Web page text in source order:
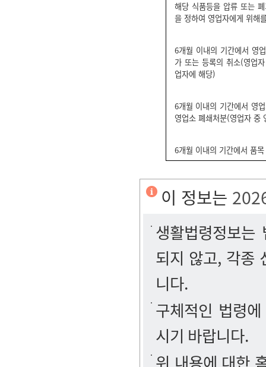
해당 식품등을 압류 또는
을 정하여 영업자에게 위해
6개월 이내의 기간에서 영
가 또는 등록의 취소(영업
업자에 해당)
6개월 이내의 기간에서 영
영업소 폐쇄처분(영업자 중
6개월 이내의 기간에서 품
이 정보는
생활법령정보
되지 않고, 각종
니다.
구체적인 법령
시기 바랍니다.
위 내용에 대한